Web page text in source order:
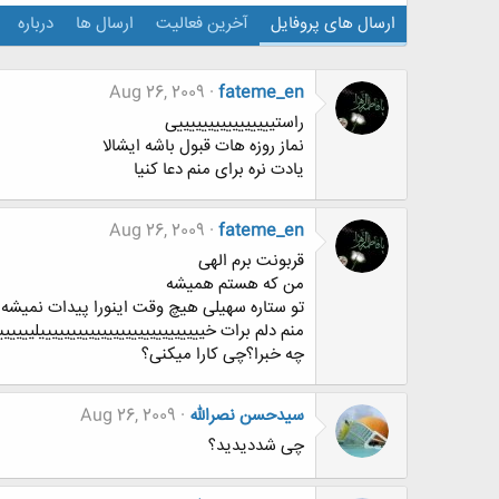
ارسال های پروفایل آخرین فعالیت ارسال ها درباره
fateme_en
Aug 26, 2009
راستییییییییییییییییی
نماز روزه هات قبول باشه ایشالا
یادت نره برای منم دعا کنیا
fateme_en
Aug 26, 2009
قربونت برم الهی
من که هستم همیشه
تو ستاره سهیلی هیچ وقت اینورا پیدات نمیشه
منم دلم برات
چه خبرا؟چی کارا میکنی؟
سیدحسن نصرالله Aug 26, 2009
چی شددیدید؟